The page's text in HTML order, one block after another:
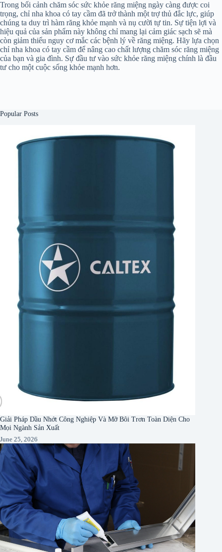
Trong bối cảnh chăm sóc sức khỏe răng miệng ngày càng được coi
trọng, chỉ nha khoa có tay cầm đã trở thành một trợ thủ đắc lực, giúp
chúng ta duy trì hàm răng khỏe mạnh và nụ cười tự tin. Sự tiện lợi và
hiệu quả của sản phẩm này không chỉ mang lại cảm giác sạch sẽ mà
còn giảm thiểu nguy cơ mắc các bệnh lý về răng miệng. Hãy lựa chọn
chỉ nha khoa có tay cầm để nâng cao chất lượng chăm sóc răng miệng
của bạn và gia đình. Sự đầu tư vào sức khỏe răng miệng chính là đầu
tư cho một cuộc sống khỏe mạnh hơn.
Popular Posts
Giải Pháp Dầu Nhớt Công Nghiệp Và Mỡ Bôi Trơn Toàn Diện Cho
Mọi Ngành Sản Xuất
June 25, 2026